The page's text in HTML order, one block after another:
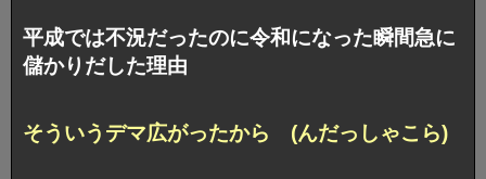
平成では不況だったのに令和になった瞬間急に
儲かりだした理由
そういうデマ広がったから (んだっしゃこら)